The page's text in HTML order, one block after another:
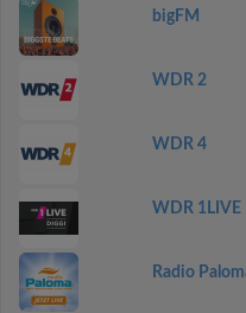
bigFM
WDR 2
WDR 4
WDR 1LIVE
Radio